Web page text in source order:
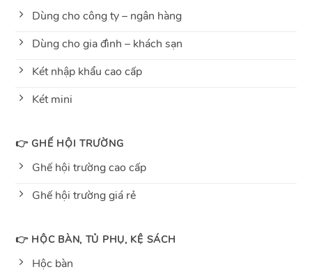
Dùng cho công ty – ngân hàng
Dùng cho gia đình – khách sạn
Két nhập khẩu cao cấp
Két mini
👉 GHẾ HỘI TRƯỜNG
Ghế hội trường cao cấp
Ghế hội trường giá rẻ
👉 HỘC BÀN, TỦ PHỤ, KỆ SÁCH
Hộc bàn